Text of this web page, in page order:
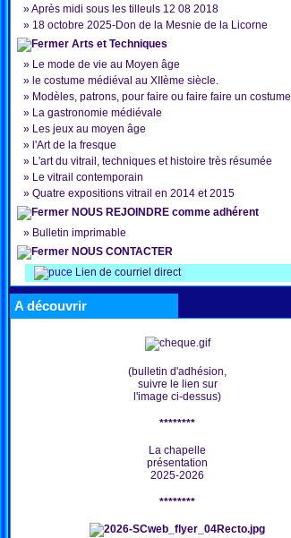
»Après midi sous les tilleuls 12 08 2018
» 18 octobre 2025-Don de la Mesnie de la Licorne
Arts et Techniques
» Le mode de vie au Moyen âge
» le costume médiéval au XIIème siècle.
» Modèles, patrons, pour faire ou faire faire un costume
» La gastronomie médiévale
» Les jeux au moyen âge
» l'Art de la fresque
» L'art du vitrail, techniques et histoire très résumée
» Le vitrail contemporain
» Quatre expositions vitrail en 2014 et 2015
NOUS REJOINDRE comme adhérent
» Bulletin imprimable
NOUS CONTACTER
Lien de courriel direct
A découvrir
(bulletin d'adhésion,
suivre le lien sur
l'image ci-dessus)
********
La chapelle
présentation
2025-2026
********